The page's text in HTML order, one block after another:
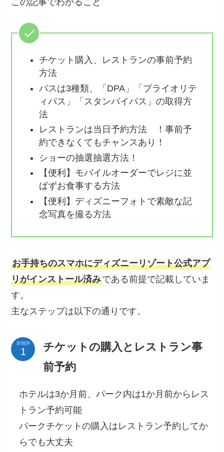
この記事でわかること
チケット購入、レストランの事前予約
方法
パスは3種類、「DPA」「プライオリテ
ィパス」「スタンバイパス」の取得方
法
レストランは当日予約方法 ！事前予
約できなくてもチャンスあり！
ショーの抽選抽選方法！
【便利】モバイルオーダーでレジに並
ばずお食事する方法
【便利】ディズニーフォトで素敵な記
念写真を撮る方法
お手持ちのスマホにディズニーリゾート公式アプ
リがインストール済みである前提で記載していま
す。
主なステップは以下の通りです。
STEP
チケットの購入とレストラン事
前予約
ホテルは3か月前、パーク内は1か月前からレス
トラン予約可能
パークチケットの購入はレストラン予約してか
らでも大丈夫